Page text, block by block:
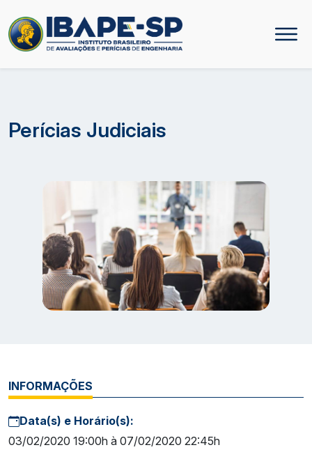
Perícias Judiciais
INFORMAÇÕES
Data(s) e Horário(s):
03/02/2020 19:00h à 07/02/2020 22:45h